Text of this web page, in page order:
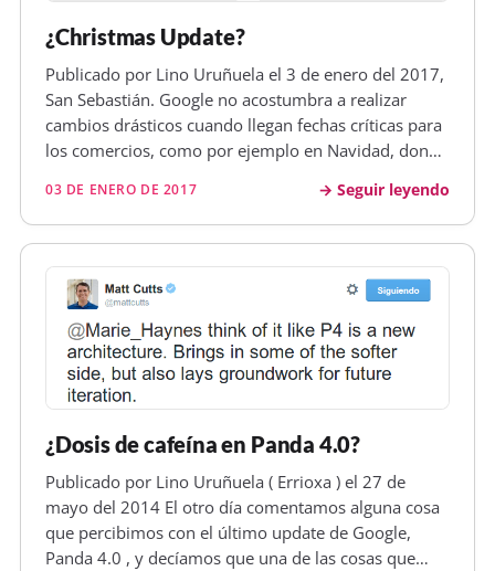
¿Christmas Update?
Publicado por Lino Uruñuela el 3 de enero del 2017,
San Sebastián. Google no acostumbra a realizar
cambios drásticos cuando llegan fechas críticas para
los comercios, como por ejemplo en Navidad, donde
de los regalos, y dónde un error podría hacerle
perder mucho dinero…
03 DE ENERO DE 2017 Seguir leyendo
¿Dosis de cafeína en Panda 4.0?
Publicado por Lino Uruñuela ( Errioxa ) el 27 de
mayo del 2014 El otro día comentamos alguna cosa
que percibimos con el último update de Google,
Panda 4.0 , y decíamos que una de las cosas que